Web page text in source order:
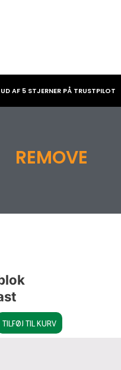
AF 5 STJERNER PÅ TRUSTPILOT
REMOVE
TILFØJ TIL KURV